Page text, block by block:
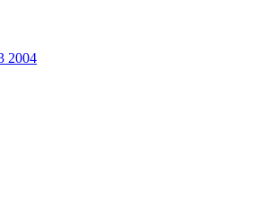
2004